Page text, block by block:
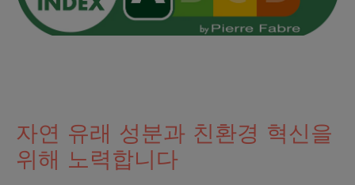
자연 유래 성분과 친환경 혁신을
위해 노력합니다